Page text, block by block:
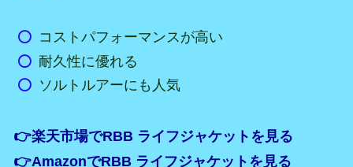
コストパフォーマンスが高い
耐久性に優れる
ソルトルアーにも人気
👉楽天市場でRBB ライフジャケットを見る
👉AmazonでRBB ライフジャケットを見る